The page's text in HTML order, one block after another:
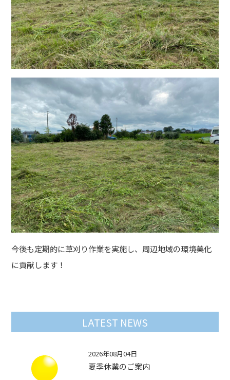
今後も定期的に草刈り作業を実施し、周辺地域の環境美化
に貢献します！
LATEST NEWS
2026年08月04日
夏季休業のご案内